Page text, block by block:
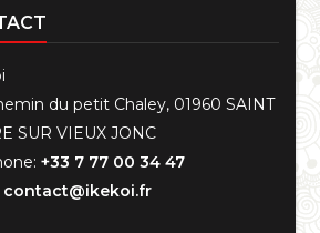
du petit Chaley, 01960 SAINT
SUR VIEUX JONC
+33 7 77 00 34 47
contact@ikekoi.fr